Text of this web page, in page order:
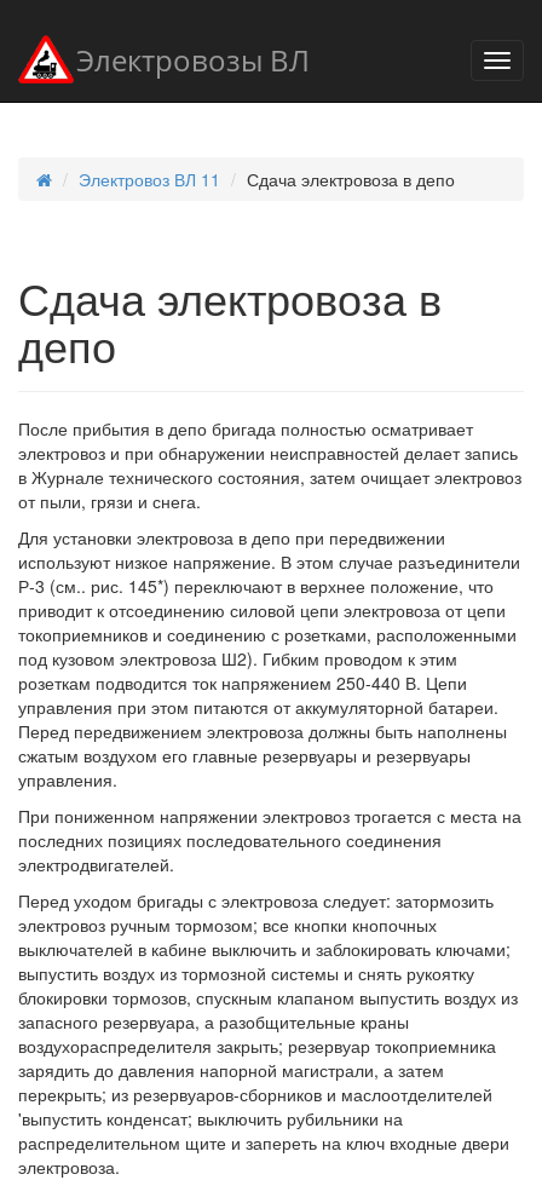
Электровозы ВЛ
Электровоз ВЛ 11 Сдача электровоза в депо
Сдача электровоза в
депо
После прибытия в депо бригада полностью осматривает
электровоз и при обнаружении неисправностей делает запись
в Журнале технического состояния, затем очищает электровоз
от пыли, грязи и снега.
Для установки электровоза в депо при передвижении
используют низкое напряжение. В этом случае разъединители
Р-3 (см.. рис. 145*) переключают в верхнее положение, что
приводит к отсоединению силовой цепи электровоза от цепи
токоприемников и соединению с розетками, расположенными
под кузовом электровоза Ш2). Гибким проводом к этим
розеткам подводится ток напряжением 250-440 В. Цепи
управления при этом питаются от аккумуляторной батареи.
Перед передвижением электровоза должны быть наполнены
сжатым воздухом его главные резервуары и резервуары
управления.
При пониженном напряжении электровоз трогается с места на
последних позициях последовательного соединения
электродвигателей.
Перед уходом бригады с электровоза следует: затормозить
электровоз ручным тормозом; все кнопки кнопочных
выключателей в кабине выключить и заблокировать ключами;
выпустить воздух из тормозной системы и снять рукоятку
блокировки тормозов, спускным клапаном выпустить воздух из
запасного резервуара, а разобщительные краны
воздухораспределителя закрыть; резервуар токоприемника
зарядить до давления напорной магистрали, а затем
перекрыть; из резервуаров-сборников и маслоотделителей
'выпустить конденсат; выключить рубильники на
распределительном щите и запереть на ключ входные двери
электровоза.